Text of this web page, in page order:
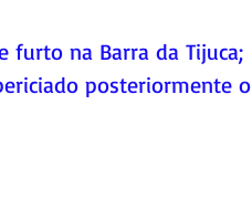
furto na Barra da Tijuca;
posteriormente o